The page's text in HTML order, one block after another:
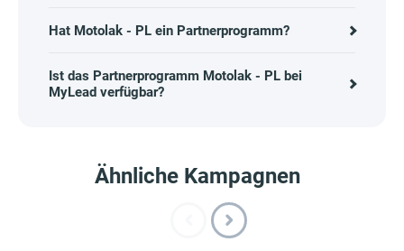
Hat Motolak - PL ein Partnerprogramm?
Ist das Partnerprogramm Motolak - PL bei
MyLead verfügbar?
Ähnliche Kampagnen